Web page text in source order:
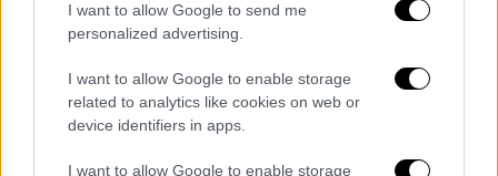
I want to allow Google to send me
personalized advertising.
I want to allow Google to enable storage
related to analytics like cookies on web or
device identifiers in apps.
I want to allow Google to enable storage
Το έγκλημα στην Καλαμάτα έχει προκαλέσει
σοκ σε όλους. Από τους συγγενείς και τους
φίλους του ζευγαριού, μέχρι τους
συναδέλφους, τους συμμαθητές της
10χρονης κόρης αλλά και τους ίδιους τους
αστυνομικούς, που παρά την εμπειρία τους,